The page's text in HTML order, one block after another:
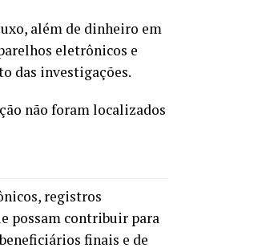
além de dinheiro em
eletrônicos e
das investigações.
não foram localizados
registros
possam contribuir para
finais e de